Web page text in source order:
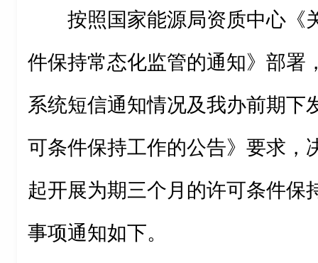
按照国家能源局资质中心《
件保持常态化监管的通知》部署
系统短信通知情况及我办前期下
可条件保持工作的公告》要求，
起开展为期三个月的许可条件保
事项通知如下。